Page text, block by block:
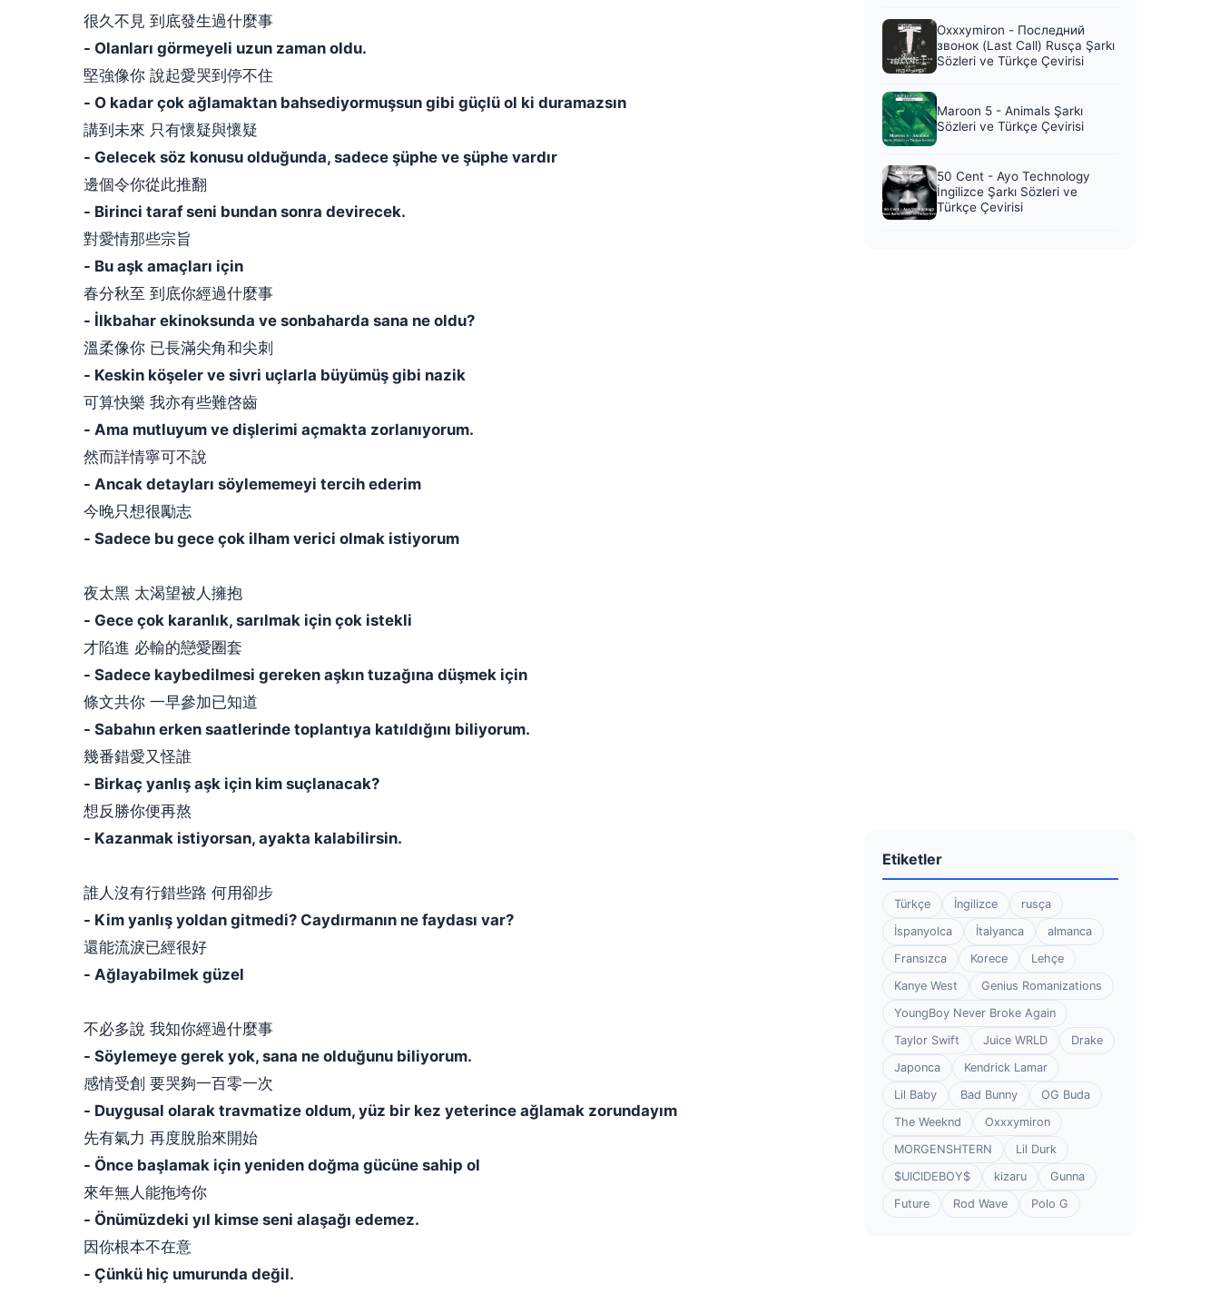
很久不見 到底發生過什麼事
- Olanları görmeyeli uzun zaman oldu.
堅強像你 說起愛哭到停不住
- O kadar çok ağlamaktan bahsediyormuşsun gibi güçlü ol ki duramazsın
講到未來 只有懷疑與懷疑
- Gelecek söz konusu olduğunda, sadece şüphe ve şüphe vardır
邊個令你從此推翻
- Birinci taraf seni bundan sonra devirecek.
對愛情那些宗旨
- Bu aşk amaçları için
春分秋至 到底你經過什麼事
- İlkbahar ekinoksunda ve sonbaharda sana ne oldu?
溫柔像你 已長滿尖角和尖刺
- Keskin köşeler ve sivri uçlarla büyümüş gibi nazik
可算快樂 我亦有些難啓齒
- Ama mutluyum ve dişlerimi açmakta zorlanıyorum.
然而詳情寧可不說
- Ancak detayları söylememeyi tercih ederim
今晚只想很勵志
- Sadece bu gece çok ilham verici olmak istiyorum
夜太黑 太渴望被人擁抱
- Gece çok karanlık, sarılmak için çok istekli
才陷進 必輸的戀愛圈套
- Sadece kaybedilmesi gereken aşkın tuzağına düşmek için
條文共你 一早參加已知道
- Sabahın erken saatlerinde toplantıya katıldığını biliyorum.
幾番錯愛又怪誰
- Birkaç yanlış aşk için kim suçlanacak?
想反勝你便再熬
- Kazanmak istiyorsan, ayakta kalabilirsin.
誰人沒有行錯些路 何用卻步
- Kim yanlış yoldan gitmedi? Caydırmanın ne faydası var?
還能流淚已經很好
- Ağlayabilmek güzel
不必多說 我知你經過什麼事
- Söylemeye gerek yok, sana ne olduğunu biliyorum.
感情受創 要哭夠一百零一次
- Duygusal olarak travmatize oldum, yüz bir kez yeterince ağlamak zorundayım
先有氣力 再度脫胎來開始
- Önce başlamak için yeniden doğma gücüne sahip ol
來年無人能拖垮你
- Önümüzdeki yıl kimse seni alaşağı edemez.
因你根本不在意
- Çünkü hiç umurunda değil.
Oxxxymiron - Последний
звонок (Last Call) Rusça Şarkı
Sözleri ve Türkçe Çevirisi
Maroon 5 - Animals Şarkı
Sözleri ve Türkçe Çevirisi
50 Cent - Ayo Technology
İngilizce Şarkı Sözleri ve
Türkçe Çevirisi
Etiketler
Türkçe İngilizce
rusça
İspanyolca
İtalyanca
almanca
Fransızca
Korece
Lehçe
Kanye West
Genius Romanizations
YoungBoy Never Broke Again
Taylor Swift
Juice WRLD
Drake
Japonca
Kendrick Lamar
Lil Baby
Bad Bunny
OG Buda
The Weeknd
Oxxxymiron
MORGENSHTERN
Lil Durk
$UICIDEBOY$
kizaru
Gunna
Future
Rod Wave Polo G